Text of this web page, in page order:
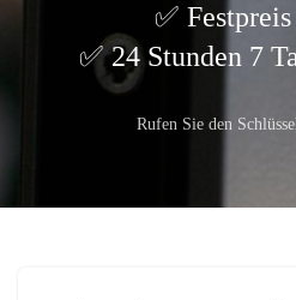
24 Stunden 7
Rufen Sie den